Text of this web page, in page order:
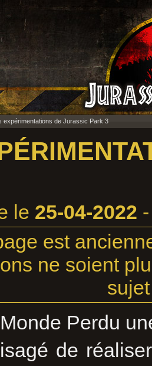
expérimentations de Jurassic Park 3
le 25-04-2022
est
ne soient
Perdu
de